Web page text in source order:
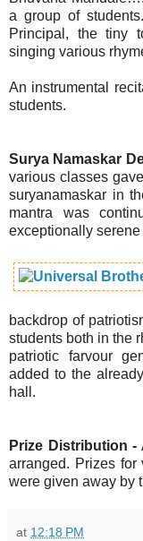
a group of
Principal, the tiny
singing various
An instrumental
students.
Surya Namaskar
various classes
suryanamaskar in
mantra was
exceptionally serene
backdrop of
students both in the
patriotic farvour
added to the
hall.
Prize Distribution -
arranged. Prizes for
were given away by
at 12:18 PM